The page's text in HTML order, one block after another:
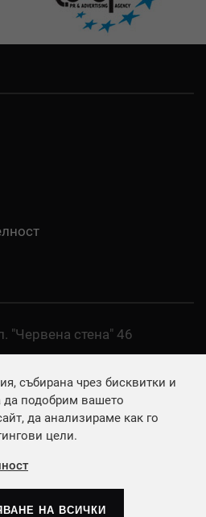
"Червена стена" 46
събирана чрез бисквитки и
да подобрим вашето
да анализираме как го
цели.
НА ВСИЧКИ